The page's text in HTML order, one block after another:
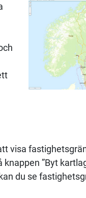
visa
”Byt
du se